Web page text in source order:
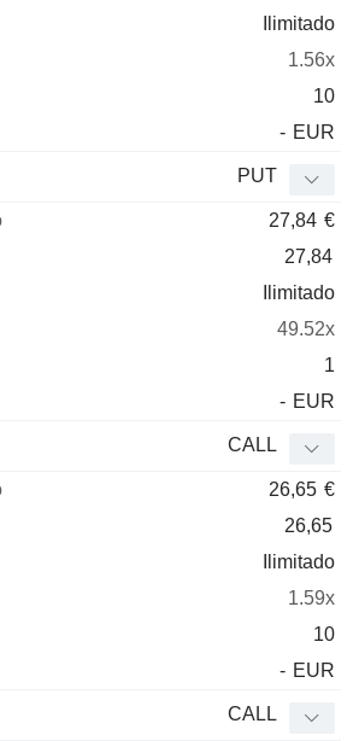
Ilimitado
1.56x
10
- EUR
PUT
27,84 €
27,84
Ilimitado
49.52x
1
- EUR
CALL
26,65 €
26,65
Ilimitado
1.59x
10
- EUR
CALL